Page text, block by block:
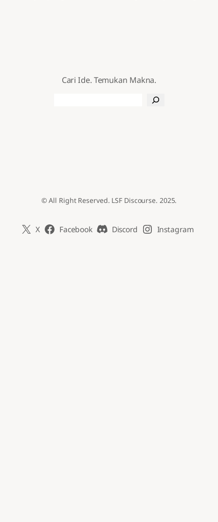
Cari Ide. Temukan Makna.
© All Right Reserved. LSF Discourse. 2025.
X Facebook Discord Instagram